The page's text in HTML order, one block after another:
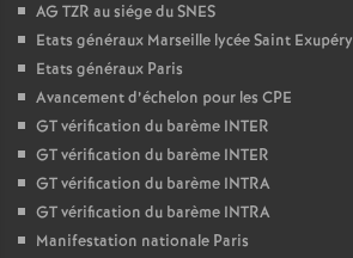
AG TZR au siége du SNES
Etats généraux Marseille lycée Saint Exupéry
Etats généraux Paris
Avancement d’échelon pour les CPE
GT vérification du barème INTER
GT vérification du barème INTER
GT vérification du barème INTRA
GT vérification du barème INTRA
Manifestation nationale Paris